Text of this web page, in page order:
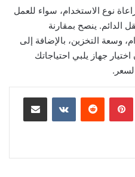
نوع الاستخدام، سواء للعمل
الدائم. ينصح بمقارنة
وسعة التخزين، بالإضافة إلى
جهاز يلبي احتياجاتك
بينتيريست مشاركة عبر البريد